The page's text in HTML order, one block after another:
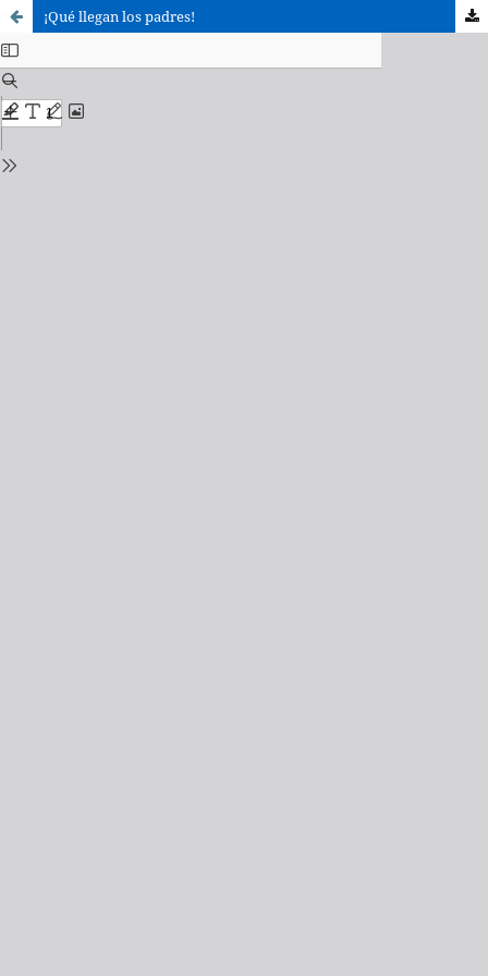
¡Qué llegan los padres!